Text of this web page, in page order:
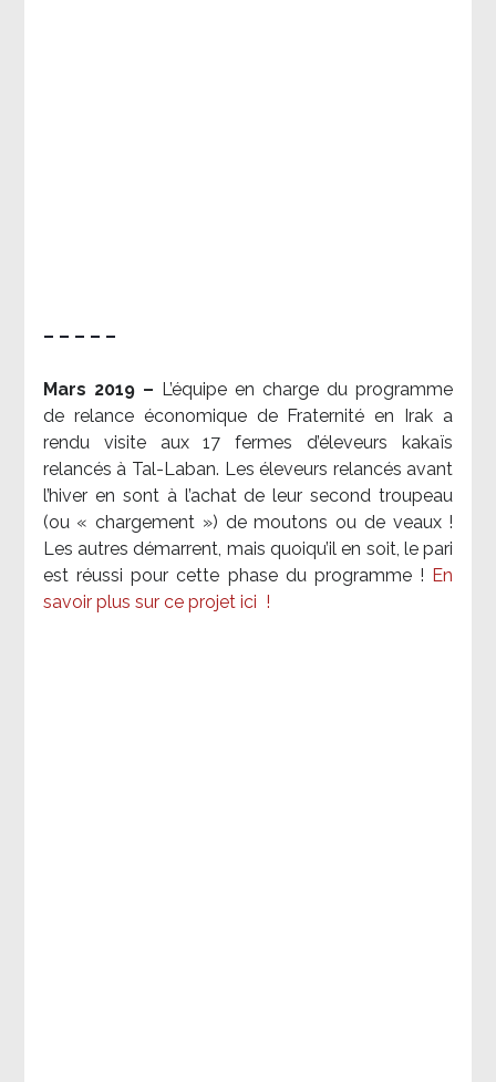
– – – – –
Mars 2019 – L’équipe en charge du programme
de relance économique de Fraternité en Irak a
rendu visite aux 17 fermes d’éleveurs kakaïs
relancés à Tal-Laban. Les éleveurs relancés avant
l’hiver en sont à l’achat de leur second troupeau
(ou « chargement ») de moutons ou de veaux !
Les autres démarrent, mais quoiqu’il en soit, le pari
est réussi pour cette phase du programme ! En
savoir plus sur ce projet ici !